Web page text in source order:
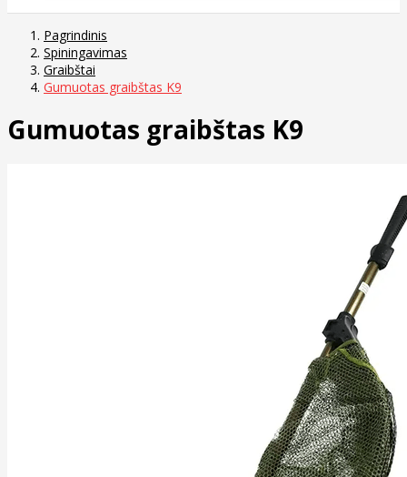
Pagrindinis
Spiningavimas
Graibštai
Gumuotas graibštas K9
Gumuotas graibštas K9